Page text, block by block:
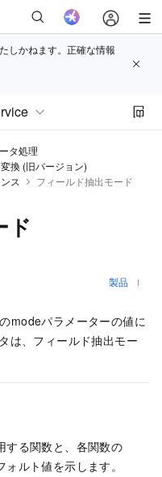
しかねます。正確な情報
タ処理
換 (旧バージョン)
ス フィールド抽出モード
ド
製品
modeパラメーターの値に
は、フィールド抽出モー
する関数と、各関数の
ルト値を示します。